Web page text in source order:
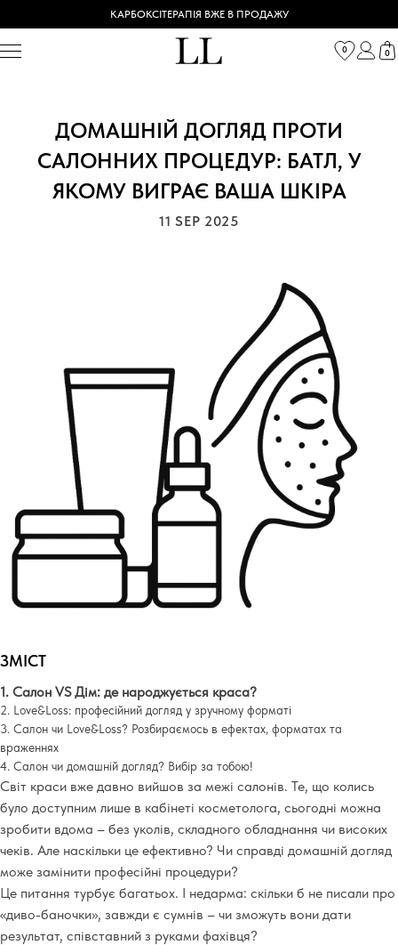
КАРБОКСІТЕРАПІЯ ВЖЕ В ПРОДАЖУ
0 0
ДОМАШНІЙ ДОГЛЯД ПРОТИ
САЛОННИХ ПРОЦЕДУР: БАТЛ, У
ЯКОМУ ВИГРАЄ ВАША ШКІРА
11 SEP 2025
ЗМІСТ
1. Салон VS Дім: де народжується краса?
2. Love&Loss: професійний догляд у зручному форматі
3. Салон чи Love&Loss? Розбираємось в ефектах, форматах та
враженнях
4. Салон чи домашній догляд? Вибір за тобою!
Світ краси вже давно вийшов за межі салонів. Те, що колись
було доступним лише в кабінеті косметолога, сьогодні можна
зробити вдома – без уколів, складного обладнання чи високих
чеків. Але наскільки це ефективно? Чи справді домашній догляд
може замінити професійні процедури?
Це питання турбує багатьох. І недарма: скільки б не писали про
«диво-баночки», завжди є сумнів – чи зможуть вони дати
результат, співставний з руками фахівця?